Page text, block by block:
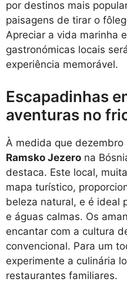
por destinos mais
paisagens de tirar o
Apreciar a vida marinha
gastronómicas locais
experiência memorável.
Escapadinhas
aventuras no
À medida que
Ramsko Jezero na
destaca. Este local,
mapa turístico,
beleza natural, e é ideal
e águas calmas. Os
encantar com a cultura
convencional. Para um
experimente a culinária
restaurantes familiares.